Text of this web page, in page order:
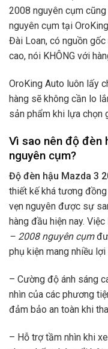
2008 nguyên cụm
nguyên cụm tại
Đài Loan, có nguồn
cao, nói KHÔNG với
OroKing Auto luôn lấy
hàng sẽ không cần lo
sản phẩm khi lựa chọn
Vì sao nên độ đèn
nguyên cụm?
Độ đèn hậu Mazda 3
thiết kế khá tương
vẹn nguyên được sự
hàng đầu hiện nay.
– 2008 nguyên cụm
phụ kiện mang nhiều
– Cường độ ánh sáng
nhìn của các phương
đảm bảo an toàn khi
– Hỗ trợ tầm nhìn khi